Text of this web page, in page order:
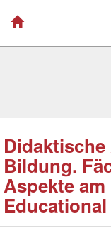
Didaktische
Bildung.
Aspekte